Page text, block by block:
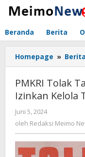
Lewati
Beranda Berita
Homepage »
PMKRI Tolak
Izinkan Kelola
Juni 5, 2024
Redaksi
News
oleh Redaksi Meimo